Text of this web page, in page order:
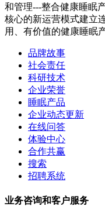
和管理---整合健康睡眠
核心的新运营模式建立
用、有价值的健康睡眠
品牌故事
社会责任
科研技术
企业荣誉
睡眠产品
企业动态更新
在线问答
体验中心
合作共赢
搜索
招聘系统
业务咨询和客户服务